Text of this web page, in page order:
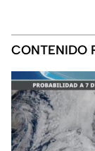
CONTENIDO